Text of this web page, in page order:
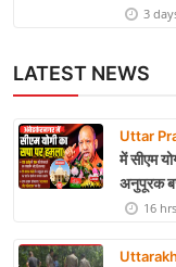
3
LATEST NEWS
Uttar
में सीएम
अनुपूरक
16